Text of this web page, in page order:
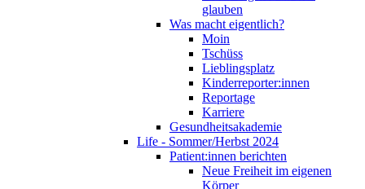
glauben
Was macht eigentlich?
Moin
Tschüss
Lieblingsplatz
Kinderreporter:innen
Reportage
Karriere
Gesundheitsakademie
Life - Sommer/Herbst 2024
Patient:innen berichten
Neue Freiheit im eigenen
Körper